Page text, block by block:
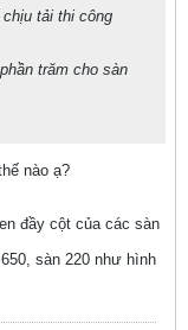
tải thi công
trăm cho sàn
nào ạ?
đầy cột của các sàn
sàn 220 như hình